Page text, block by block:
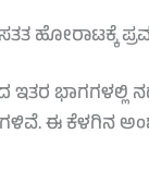
ಹೋರಾಟಕ್ಕೆ
ಇತರ
ಈ ಕೆಳಗಿನ